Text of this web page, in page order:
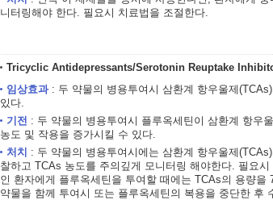
니터링해야 한다. 필요시 치료법을 조절한다.
Tricyclic Antidepressants/Serotonin Reuptake
임상효과: 두 약물의 병용투여시 삼환계 항우울제
있다.
기전 : 두 약물의 병용투여시 플루옥세틴이 삼환계 항우
농도 및 작용을 증가시킬 수 있다.
처치 : 두 약물의 병용투여시에는 삼환계 항우울제
찰하고 TCAs 농도를 주의깊게 모니터링 해야한다. 필요
인 환자에게 플루옥세틴을 투여할 때에는 TCAs의 용량을
약물을 함께 투여시 또는 플루옥세틴의 복용을 중단한 후